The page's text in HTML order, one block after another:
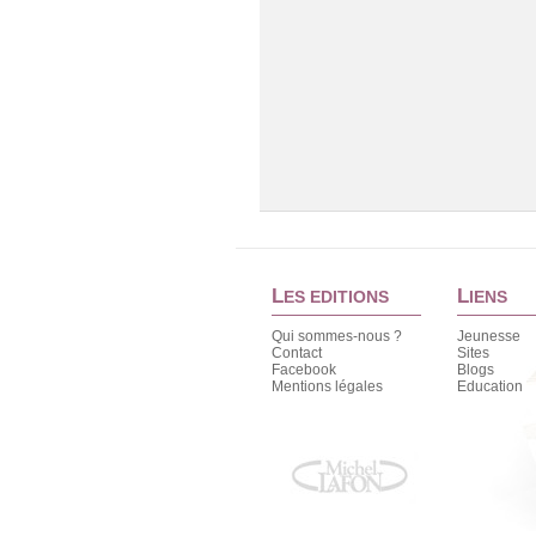
LES EDITIONS
Qui sommes-nous ?
Contact
Facebook
Mentions légales
LIENS
Jeunesse
Sites
Blogs
Education